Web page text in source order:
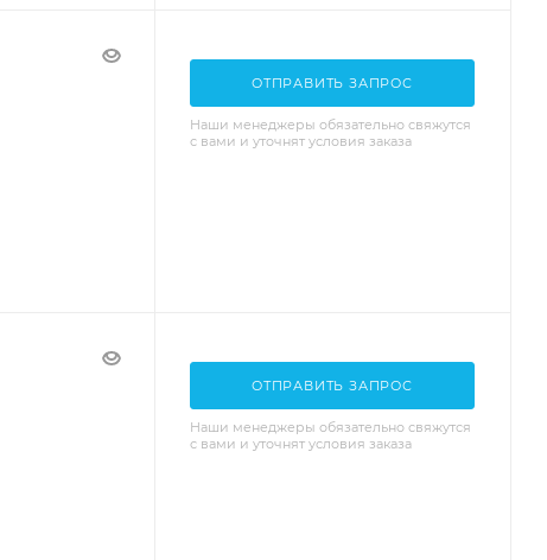
ОТПРАВИТЬ ЗАПРОС
Наши менеджеры обязательно свяжутся
с вами и уточнят условия заказа
ОТПРАВИТЬ ЗАПРОС
Наши менеджеры обязательно свяжутся
с вами и уточнят условия заказа